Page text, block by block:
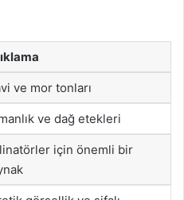
ve mor tonları
ve dağ etekleri
için önemli bir